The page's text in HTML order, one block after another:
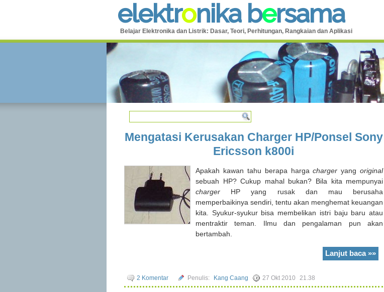
elektronika bersama
Belajar Elektronika dan Listrik: Dasar, Teori, Perhitungan, Rangkaian dan Aplikasi
Mengatasi Kerusakan Charger HP/Ponsel Sony
Ericsson k800i
Apakah kawan tahu berapa hargacharger yangoriginal
sebuah HP? Cukup mahal bukan? Bila kita mempunyai
charger HP yang rusak dan mau berusaha
memperbaikinya sendiri, tentu akan menghemat keuangan
kita. Syukur-syukur bisa membelikan istri baju baru atau
mentraktir teman. Ilmu dan pengalaman pun akan
bertambah.
Lanjut baca »»
2 Komentar Penulis: Kang Caang 27 Okt 2010 21.38